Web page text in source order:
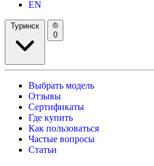
EN
Туринск
0
Выбрать модель
Отзывы
Сертификаты
Где купить
Как пользоваться
Частые вопросы
Статьи